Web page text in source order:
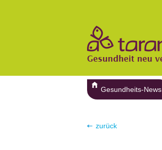
Gesundheits-News
zurück